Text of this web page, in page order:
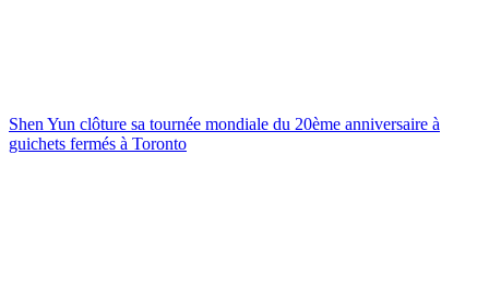
Shen Yun clôture sa tournée mondiale du 20ème anniversaire à
guichets fermés à Toronto